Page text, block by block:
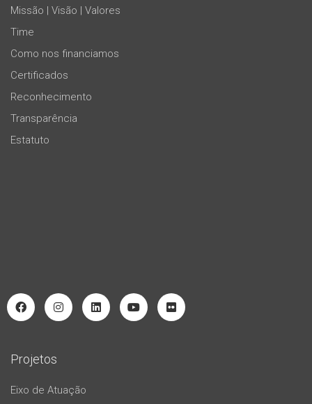
Missão | Visão | Valores
Time
Como nos financiamos
Certificados
Reconhecimento
Transparência
Estatuto
Projetos
Eixo de Atuação